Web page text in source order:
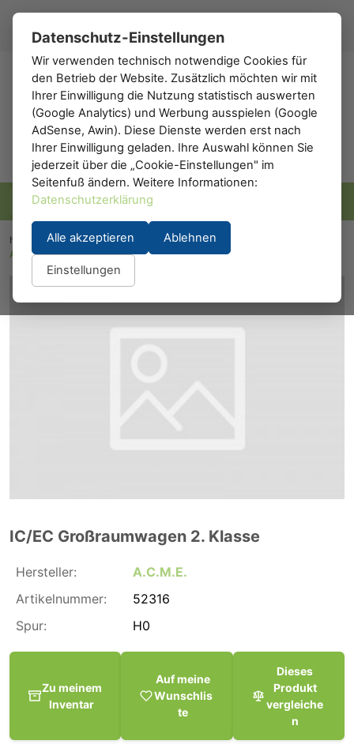
h0 .de
h0.eu Modelleisenbahn / Waggons / Personenwaggons
A.C.M.E. 52316: IC/EC Großraumwagen 2. Klasse
IC/EC Großraumwagen 2. Klasse
Hersteller:
A.C.M.E.
Artikelnummer:
52316
Spur:
H0
Zu meinem
Inventar
Auf meine
Wunschlis
te
Dieses
Produkt
vergleiche
n
Datenschutz-Einstellungen
Wir verwenden technisch notwendige Cookies für
den Betrieb der Website. Zusätzlich möchten wir mit
Ihrer Einwilligung die Nutzung statistisch auswerten
(Google Analytics) und Werbung ausspielen (Google
AdSense, Awin). Diese Dienste werden erst nach
Ihrer Einwilligung geladen. Ihre Auswahl können Sie
jederzeit über die „Cookie-Einstellungen" im
Seitenfuß ändern. Weitere Informationen:
Datenschutzerklärung
Alle akzeptieren Ablehnen
Einstellungen